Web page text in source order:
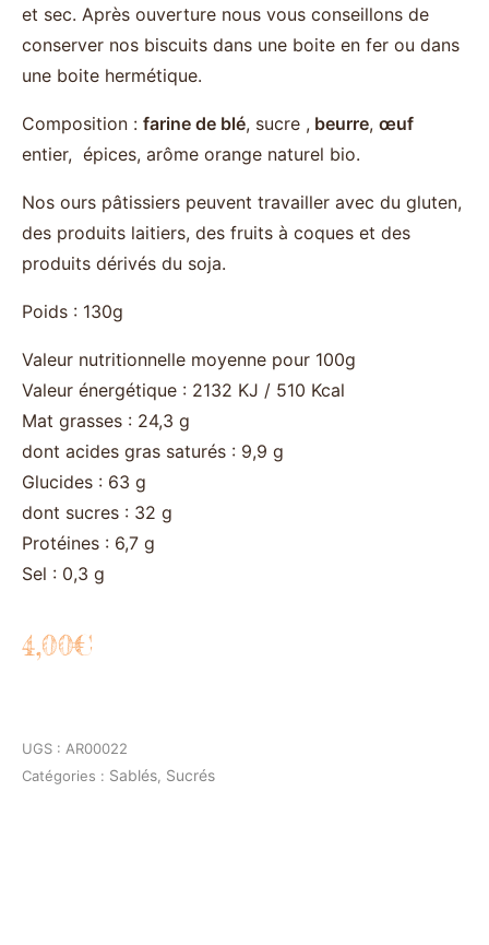
et sec. Après ouverture nous vous conseillons de
conserver nos biscuits dans une boite en fer ou dans
une boite hermétique.
Composition : farine de blé, sucre , beurre, œuf
entier, épices, arôme orange naturel bio.
Nos ours pâtissiers peuvent travailler avec du gluten,
des produits laitiers, des fruits à coques et des
produits dérivés du soja.
Poids : 130g
Valeur nutritionnelle moyenne pour 100g
Valeur énergétique : 2132 KJ / 510 Kcal
Mat grasses : 24,3 g
dont acides gras saturés : 9,9 g
Glucides : 63 g
dont sucres : 32 g
Protéines : 6,7 g
Sel : 0,3 g
4,00€
UGS : AR00022
Catégories : Sablés Sucrés